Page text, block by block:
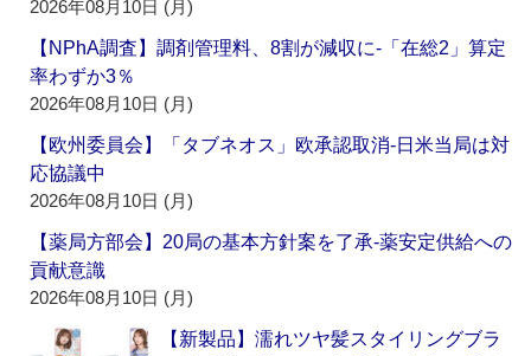
2026年08月10日 (月)
【NPhA調査】調剤管理料、8割が減収に‐「在総2」算定
率わずか3％
2026年08月10日 (月)
【欧州委員会】「タブネオス」欧承認取消‐日米当局は対
応協議中
2026年08月10日 (月)
【薬局方部会】20局の基本方針案を了承‐薬安定供給への
貢献意識
2026年08月10日 (月)
【新製品】濡れツヤ髪スタイリングブラ